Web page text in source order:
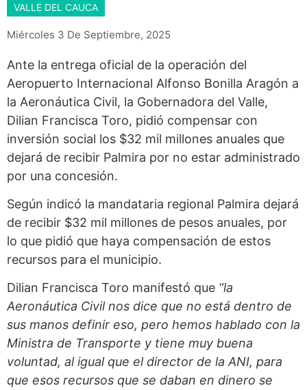
VALLE DEL CAUCA
Miércoles 3 De Septiembre, 2025
Ante la entrega oficial de la operación del
Aeropuerto Internacional Alfonso Bonilla Aragón a
la Aeronáutica Civil, la Gobernadora del Valle,
Dilian Francisca Toro, pidió compensar con
inversión social los $32 mil millones anuales que
dejará de recibir Palmira por no estar administrado
por una concesión.
Según indicó la mandataria regional Palmira dejará
de recibir $32 mil millones de pesos anuales, por
lo que pidió que haya compensación de estos
recursos para el municipio.
Dilian Francisca Toro manifestó que “la
Aeronáutica Civil nos dice que no está dentro de
sus manos definir eso, pero hemos hablado con la
Ministra de Transporte y tiene muy buena
voluntad, al igual que el director de la ANI, para
que esos recursos que se daban en dinero se